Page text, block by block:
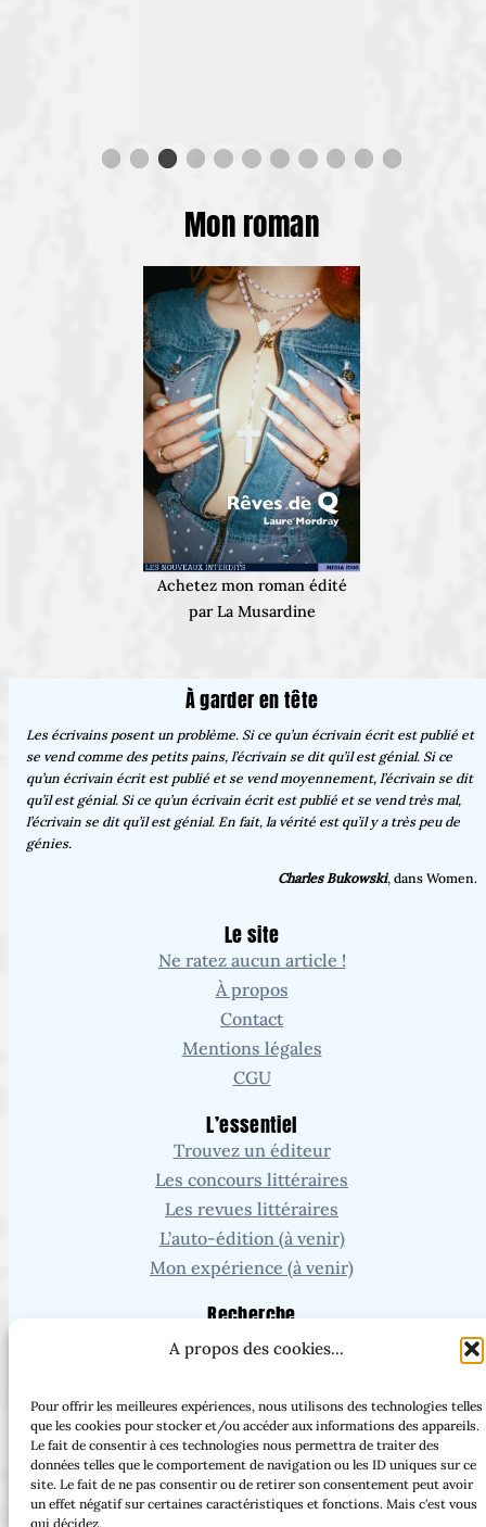
A propos des cookies...
Pour offrir les meilleures expériences, nous utilisons des technologies telles
que les cookies pour stocker et/ou accéder aux informations des appareils.
Le fait de consentir à ces technologies nous permettra de traiter des
données telles que le comportement de navigation ou les ID uniques sur ce
site. Le fait de ne pas consentir ou de retirer son consentement peut avoir
un effet négatif sur certaines caractéristiques et fonctions. Mais c'est vous
qui décidez.
Mon roman
Achetez mon roman édité
par La Musardine
À garder en tête
Les écrivains posent un problème. Si ce qu’un écrivain écrit est publié et
se vend comme des petits pains, l’écrivain se dit qu’il est génial. Si ce
qu’un écrivain écrit est publié et se vend moyennement, l’écrivain se dit
qu’il est génial. Si ce qu’un écrivain écrit est publié et se vend très mal,
l’écrivain se dit qu’il est génial. En fait, la vérité est qu’il y a très peu de
génies.
Charles Bukowski, dans Women.
Le site
Ne ratez aucun article !
À propos
Contact
Mentions légales
CGU
L’essentiel
Trouvez un éditeur
Les concours littéraires
Les revues littéraires
L’auto-édition (à venir)
Mon expérience (à venir)
Recherche
Vous cherchez un article ou une page en particulier ?
Facebook Threads InstagramBluesky